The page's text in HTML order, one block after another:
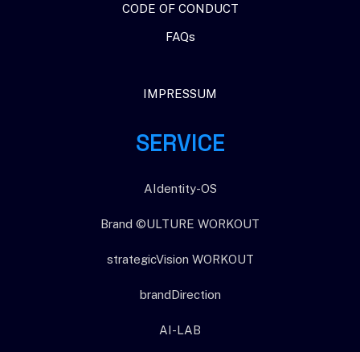
CODE OF CONDUCT
FAQs
IMPRESSUM
SERVICE
AIdentity-OS
Brand ©ULTURE WORKOUT
strategicVision WORKOUT
brandDirection
AI-LAB